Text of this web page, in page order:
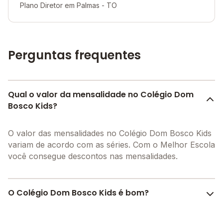
Plano Diretor em Palmas - TO
Perguntas frequentes
Qual o valor da mensalidade no Colégio Dom
Bosco Kids?
O valor das mensalidades no Colégio Dom Bosco Kids
variam de acordo com as séries. Com o Melhor Escola
você consegue descontos nas mensalidades.
O Colégio Dom Bosco Kids é bom?